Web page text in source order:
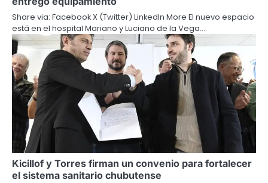
Share via: Facebook X (Twitter) LinkedIn More El nuevo espacio
está en el hospital Mariano y Luciano de la Vega.…
Kicillof y Torres firman un convenio para fortalecer
el sistema sanitario chubutense